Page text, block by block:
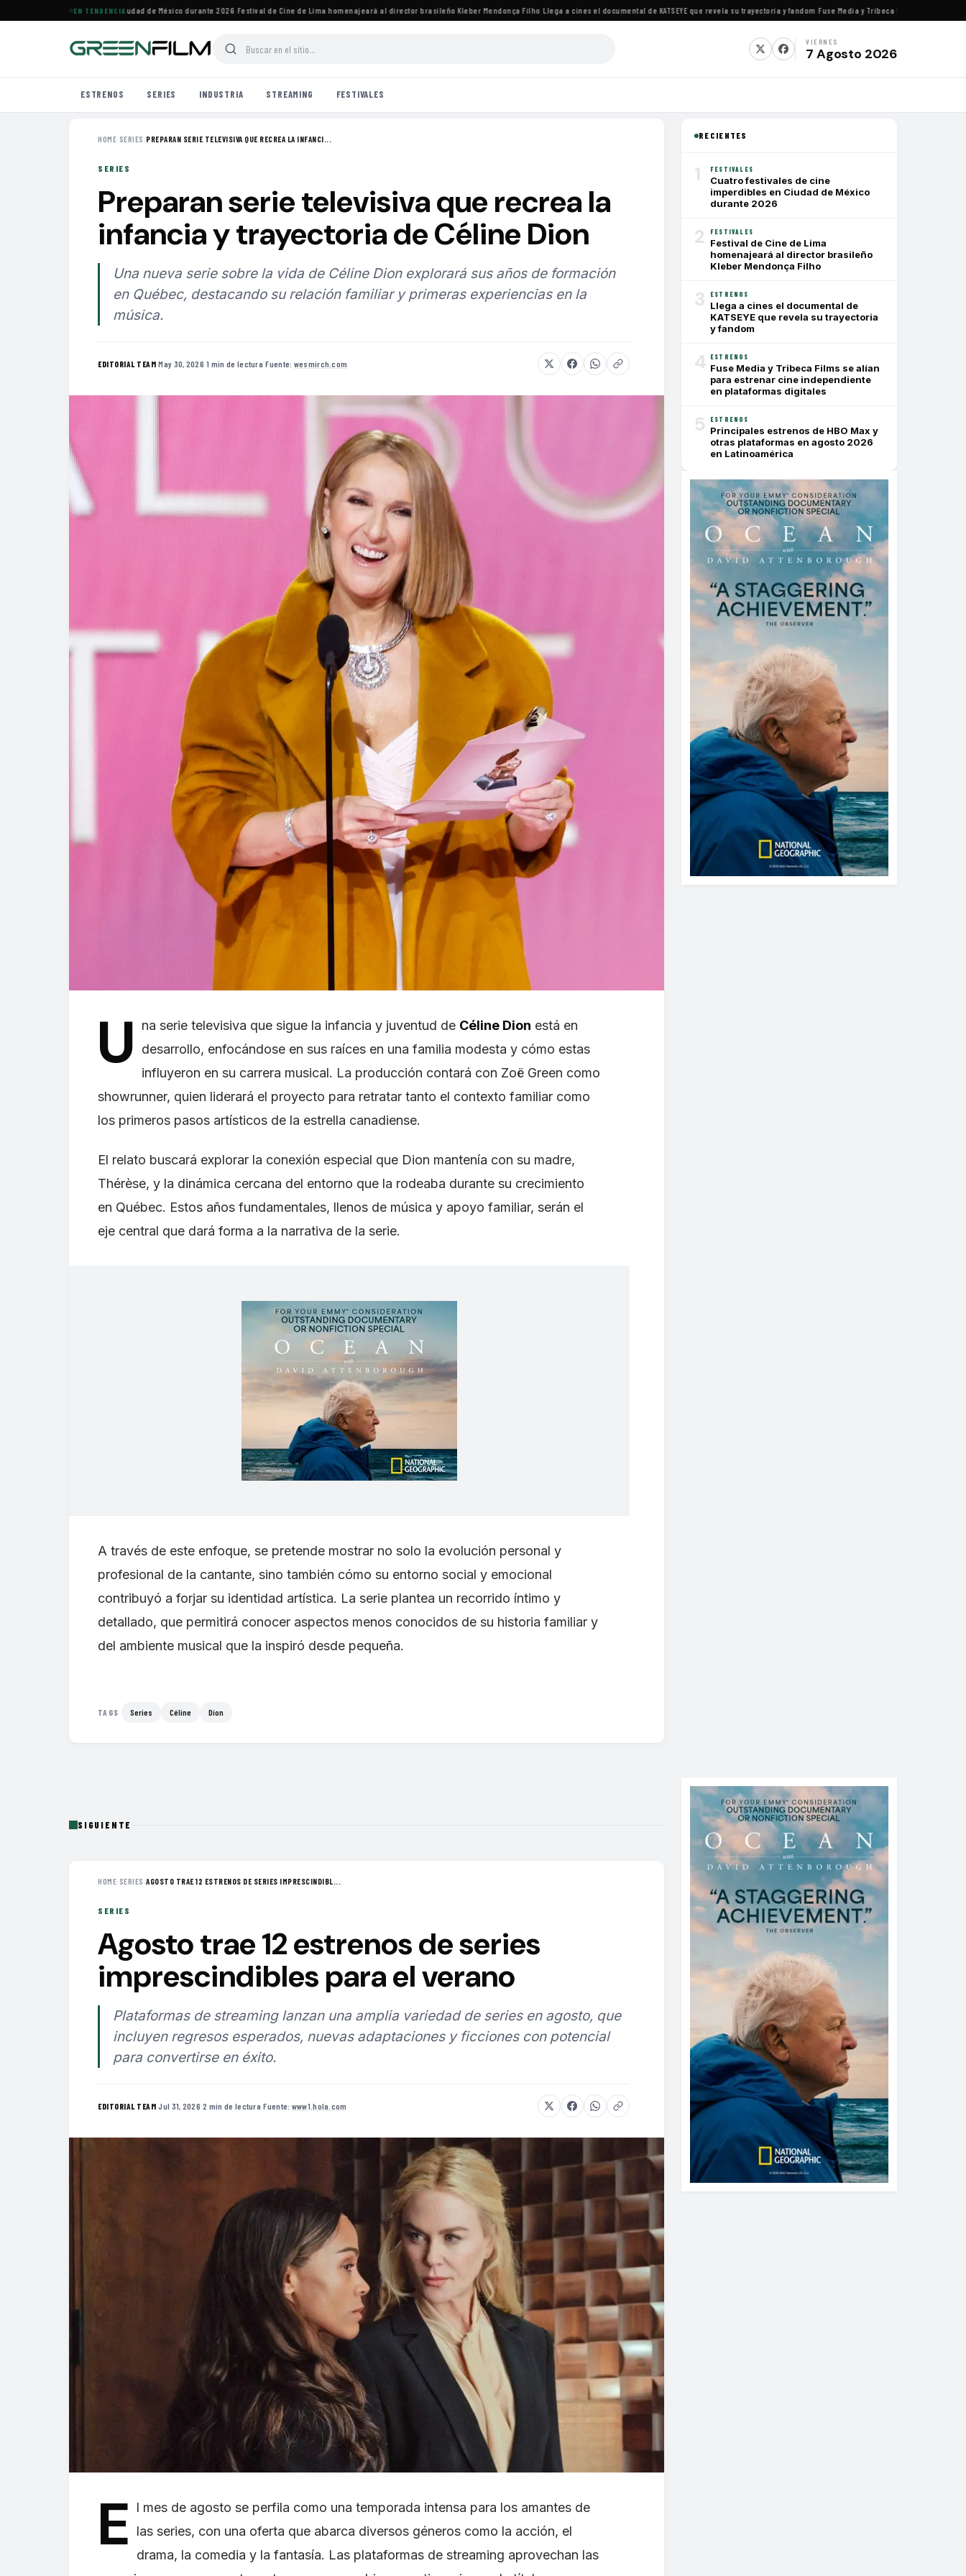
EN TENDENCIA
de cine imperdibles en Ciudad de México durante 2026 ·Festival de Cine de Lima homenajeará al director brasileño Kleber Mendonça Filho ·Llega a cines el documental de KATSEYE que revela su trayectoria y fandom·Fuse Media y Tribeca Films se alían para
VIERNES
7 Agosto 2026
ESTRENOS SERIES INDUSTRIA STREAMING FESTIVALES
HOME› SERIES ›PREPARAN SERIE TELEVISIVA QUE RECREA LA INFANCI...
SERIES
Preparan serie televisiva que recrea la
infancia y trayectoria de Céline Dion
Una nueva serie sobre la vida de Céline Dion explorará sus años de formación
en Québec, destacando su relación familiar y primeras experiencias en la
música.
EDITORIAL TEAM·May 30, 2026·1 min de lectura·Fuente: wesmirch.com
U na serie televisiva que sigue la infancia y juventud de Céline Dion está en
desarrollo, enfocándose en sus raíces en una familia modesta y cómo estas
influyeron en su carrera musical. La producción contará con Zoë Green como
showrunner, quien liderará el proyecto para retratar tanto el contexto familiar como
los primeros pasos artísticos de la estrella canadiense.
El relato buscará explorar la conexión especial que Dion mantenía con su madre,
Thérèse, y la dinámica cercana del entorno que la rodeaba durante su crecimiento
en Québec. Estos años fundamentales, llenos de música y apoyo familiar, serán el
eje central que dará forma a la narrativa de la serie.
A través de este enfoque, se pretende mostrar no solo la evolución personal y
profesional de la cantante, sino también cómo su entorno social y emocional
contribuyó a forjar su identidad artística. La serie plantea un recorrido íntimo y
detallado, que permitirá conocer aspectos menos conocidos de su historia familiar y
del ambiente musical que la inspiró desde pequeña.
TAGS Series Céline Dion
RECIENTES
1 FESTIVALES
Cuatro festivales de cine
imperdibles en Ciudad de México
durante 2026
2 FESTIVALES
Festival de Cine de Lima
homenajeará al director brasileño
Kleber Mendonça Filho
3 ESTRENOS
Llega a cines el documental de
KATSEYE que revela su trayectoria
y fandom
4 ESTRENOS
Fuse Media y Tribeca Films se alían
para estrenar cine independiente
en plataformas digitales
5 ESTRENOS
Principales estrenos de HBO Max y
otras plataformas en agosto 2026
en Latinoamérica
SIGUIENTE
HOME› SERIES ›AGOSTO TRAE 12 ESTRENOS DE SERIES IMPRESCINDIBL...
SERIES
Agosto trae 12 estrenos de series
imprescindibles para el verano
Plataformas de streaming lanzan una amplia variedad de series en agosto, que
incluyen regresos esperados, nuevas adaptaciones y ficciones con potencial
para convertirse en éxito.
EDITORIAL TEAM·Jul 31, 2026·2 min de lectura·Fuente: www1.hola.com
E
l mes de agosto se perfila como una temporada intensa para los amantes de
las series, con una oferta que abarca diversos géneros como la acción, el
drama, la comedia y la fantasía. Las plataformas de streaming aprovechan las